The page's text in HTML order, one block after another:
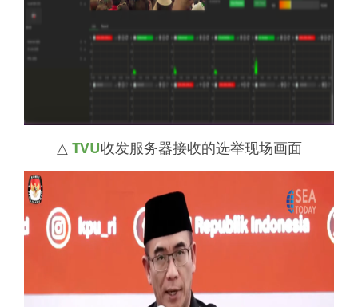
△ TVU收发服务器接收的选举现场画面